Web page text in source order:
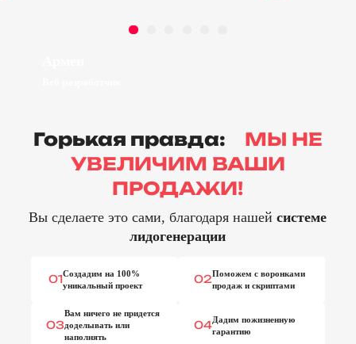
Горькая правда:
МЫ НЕ
УВЕЛИЧИМ ВАШИ
ПРОДАЖИ!
Вы сделаете это сами, благодаря нашейсистеме
лидогенерации
01Создадим на 100%
уникальный проект
02Поможем с воронками
продаж и скриптами
03
Вам ничего не придется
доделывать или
наполнять
04Дадим пожизненную
гарантию